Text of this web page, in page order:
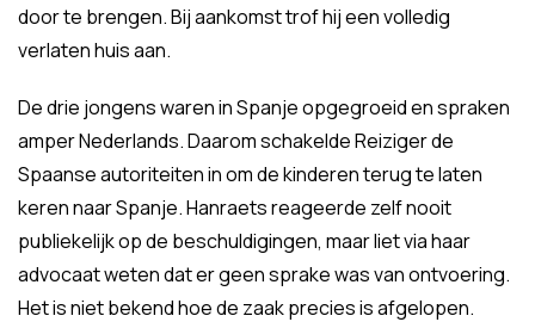
door te brengen. Bij aankomst trof hij een volledig
verlaten huis aan.
De drie jongens waren in Spanje opgegroeid en spraken
amper Nederlands. Daarom schakelde Reiziger de
Spaanse autoriteiten in om de kinderen terug te laten
keren naar Spanje. Hanraets reageerde zelf nooit
publiekelijk op de beschuldigingen, maar liet via haar
advocaat weten dat er geen sprake was van ontvoering.
Het is niet bekend hoe de zaak precies is afgelopen.